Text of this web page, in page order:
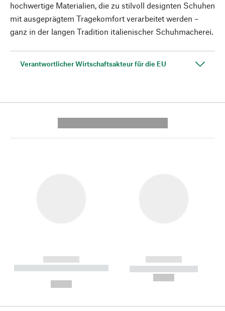
hochwertige Materialien, die zu stilvoll designten Schuhen
mit ausgeprägtem Tragekomfort verarbeitet werden –
ganz in der langen Tradition italienischer Schuhmacherei.
Verantwortlicher Wirtschaftsakteur für die EU
------------
----------- ----------- --------
------------
----------- -----------